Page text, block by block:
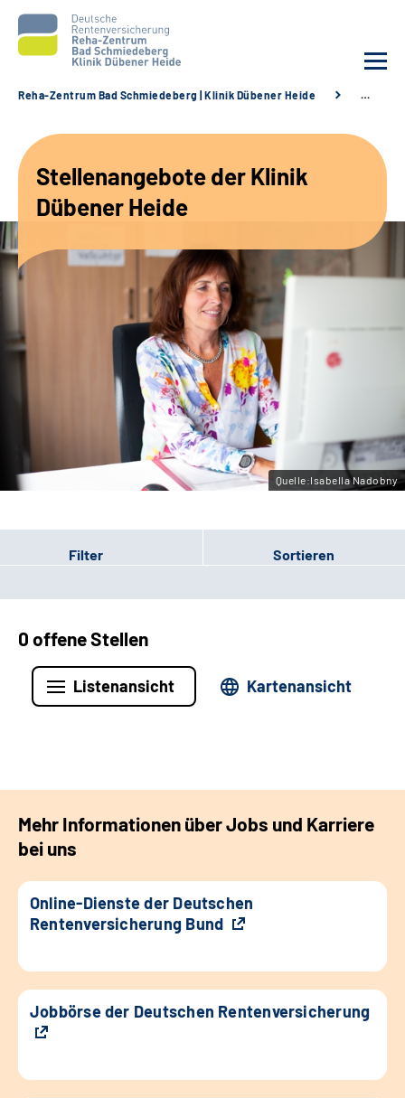
Unsere Angebote
Karriere
Sozialdienste & Zuweisende
Leichte Sprache
Gebärdensprache
Reha-Zentrum Bad Schmiedeberg | Klinik Dübener Heide …
Stellenangebote der Klinik
Dübener Heide
Quelle:Isabella Nadobny
Filter Sortieren
0 offene Stellen
Listenansicht Kartenansicht
Mehr Informationen über Jobs und Karriere
bei uns
Online-Dienste der Deutschen
Rentenversicherung Bund
Jobbörse der Deutschen Rentenversicherung